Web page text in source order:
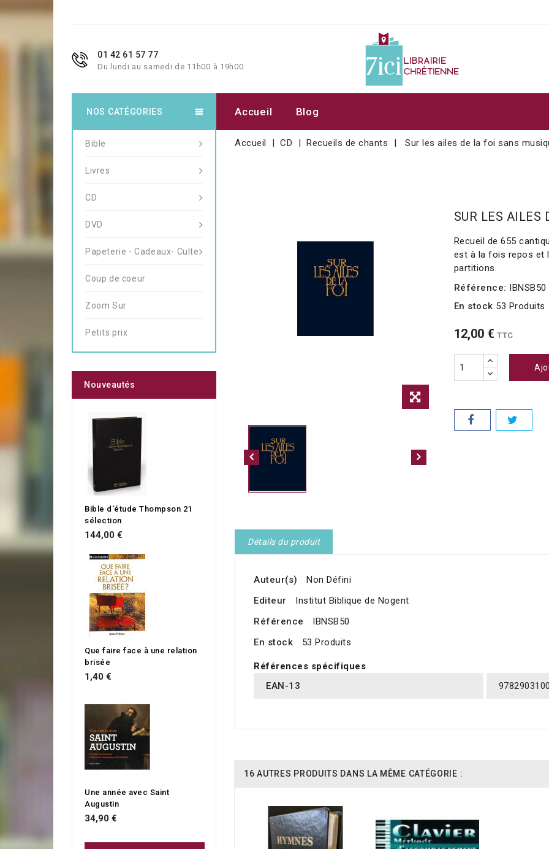
01 42 61 57 77
Du lundi au samedi de 11h00 à 19h00
Accueil Blog
Accueil CD Recueils de chants Sur les ailes de la foi sans
SUR LES AILES
Recueil de 655
est à la fois repos et
partitions.
Référence: IBNSB50
En stock 53 Produits
12,00 € TTC
Détails du produit
Auteur(s)
Non Défini
Editeur
Institut Biblique de Nogent
Référence
IBNSB50
En stock
53 Produits
Références spécifiques
EAN-13
16 AUTRES PRODUITS DANS LA MÊME CATÉGORIE :
NOS CATÉGORIES
Bible
Livres
CD
DVD
Papeterie - Cadeaux- Culte
Coup de coeur
Zoom Sur
Petits prix
Nouveautés
Bible d'étude Thompson 21
sélection
144,00 €
Que faire face à une relation
brisée
1,40 €
Une année avec Saint
Augustin
34,90 €